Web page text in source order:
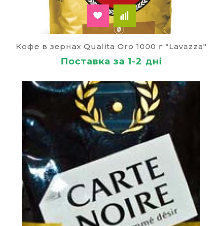
Кофе в зернах Qualita Oro 1000 г "Lavazza"
Поставка за 1-2 дні